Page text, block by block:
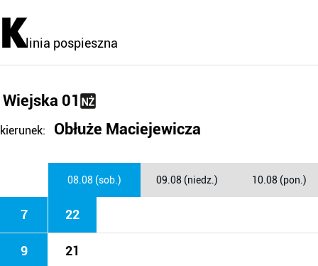
Klinia pospieszna
Wiejska 01
kierunek: Obłuże Maciejewicza
08.08 (sob.) 09.08 (niedz.) 10.08 (pon.)
7 22
9 21